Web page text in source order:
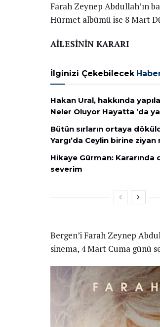
Farah Zeynep Abdullah’ın
Hürmet albümü ise 8 Mart
AİLESİNİN KARARI
İlginizi Çekebilecek
Hakan Ural, hakkında
Neler Oluyor Hayatta ’da
Bütün sırların ortaya
Yargı’da Ceylin birine ziyan
Hikaye Gürman: Kararında
severim
Bergen’i Farah Zeynep
sinema, 4 Mart Cuma günü